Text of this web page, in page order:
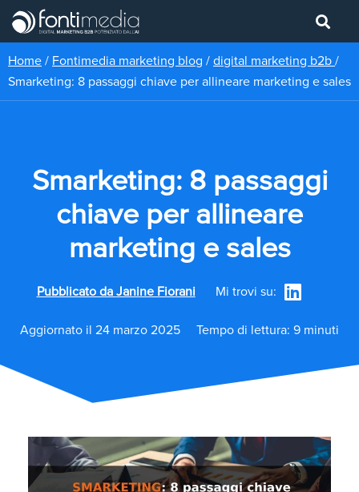
Home / Fontimedia marketing blog / digital marketing b2b /
Smarketing: 8 passaggi chiave per allineare marketing e sales
Smarketing: 8 passaggi
chiave per allineare
marketing e sales
Pubblicato da Janine Fiorani Mi trovi su:
Aggiornato il 24 marzo 2025 Tempo di lettura: 9 minuti